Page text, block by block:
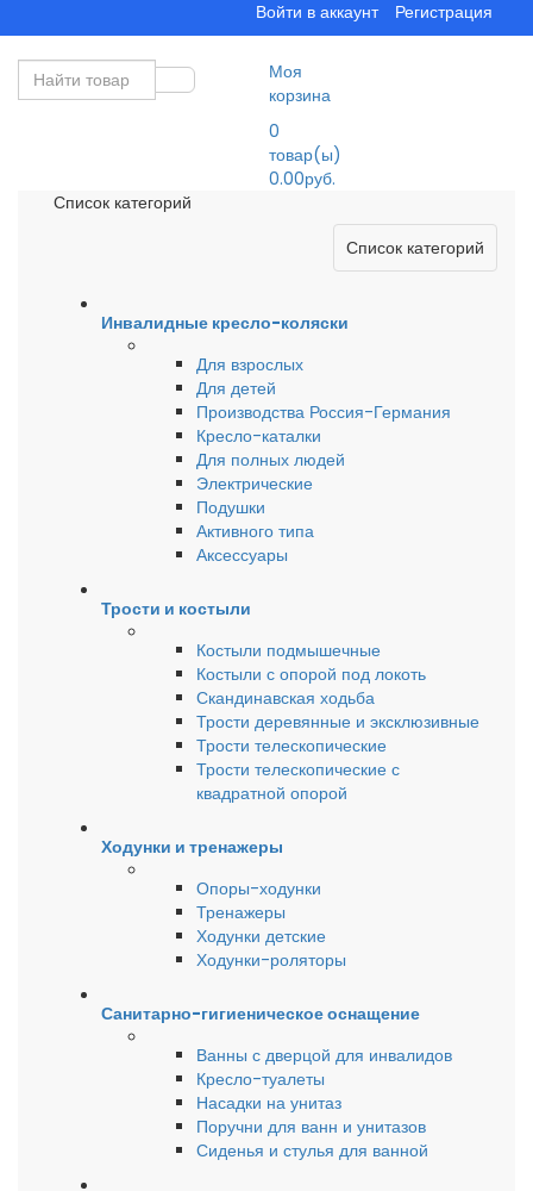
Войти в аккаунт Регистрация
Моя
корзина
0
товар(ы)
0.00руб.
Список категорий
Список категорий
Инвалидные кресло-коляски
Для взрослых
Для детей
Производства Россия-Германия
Кресло-каталки
Для полных людей
Электрические
Подушки
Активного типа
Аксессуары
Трости и костыли
Костыли подмышечные
Костыли с опорой под локоть
Скандинавская ходьба
Трости деревянные и эксклюзивные
Трости телескопические
Трости телескопические с
квадратной опорой
Ходунки и тренажеры
Опоры-ходунки
Тренажеры
Ходунки детские
Ходунки-роляторы
Санитарно-гигиеническое оснащение
Ванны с дверцой для инвалидов
Кресло-туалеты
Насадки на унитаз
Поручни для ванн и унитазов
Сиденья и стулья для ванной